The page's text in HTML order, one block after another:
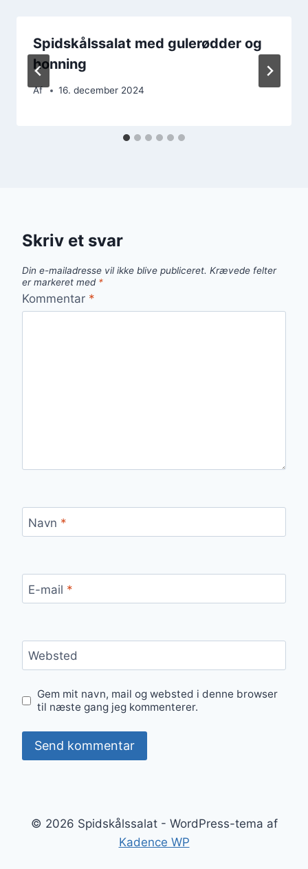
Spidskålssalat med gulerødder og
honning
Af 16. december 2024
Skriv et svar
Din e-mailadresse vil ikke blive publiceret. Krævede felter
er markeret med *
Kommentar *
Navn *
E-mail *
Websted
Gem mit navn, mail og websted i denne browser
til næste gang jeg kommenterer.
© 2026 Spidskålssalat - WordPress-tema af
Kadence WP